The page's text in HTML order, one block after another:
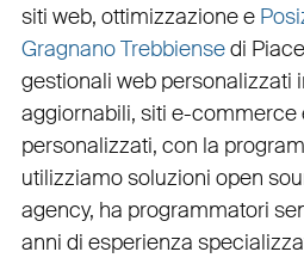
siti web, ottimizzazionee
Gragnano Trebbiensedi
gestionali web personalizzati
aggiornabili, siti e-commerce
personalizzati, con la
utilizziamo soluzioni open
agency, ha programmatori
anni di esperienza